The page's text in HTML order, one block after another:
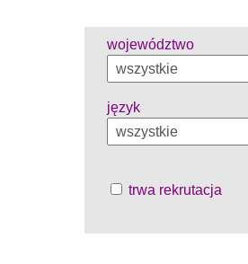
województwo
język
trwa rekrutacja